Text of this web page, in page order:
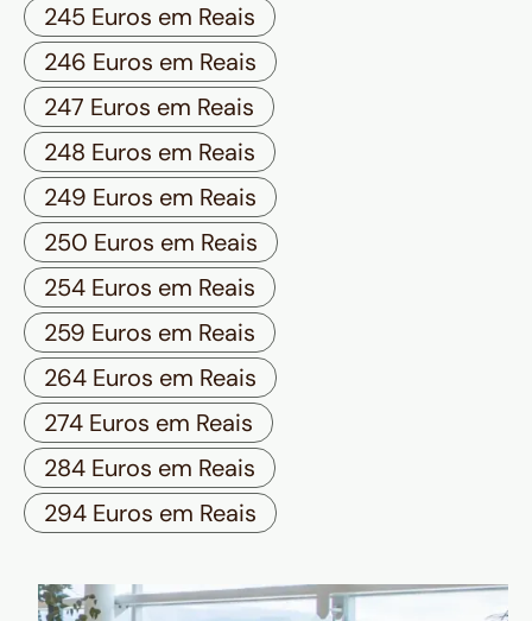
245 Euros em Reais
246 Euros em Reais
247 Euros em Reais
248 Euros em Reais
249 Euros em Reais
250 Euros em Reais
254 Euros em Reais
259 Euros em Reais
264 Euros em Reais
274 Euros em Reais
284 Euros em Reais
294 Euros em Reais